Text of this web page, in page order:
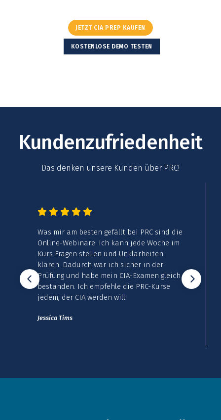
JETZT CIA PREP KAUFEN
KOSTENLOSE DEMO TESTEN
Kundenzufriedenheit
Das denken unsere Kunden über PRC!
PRC sind die
Woche im
gleich
Kurse
Im ersten Anlauf bin ich im CIA-
durchgefallen. Dann habe ich mir
Lernsystem von PRC besorgt und
froh nun sagen zu können: So
Prüfung bestanden, und ich bin
Es wäre gut gewesen, gleich mit dem
System zu starten und so die